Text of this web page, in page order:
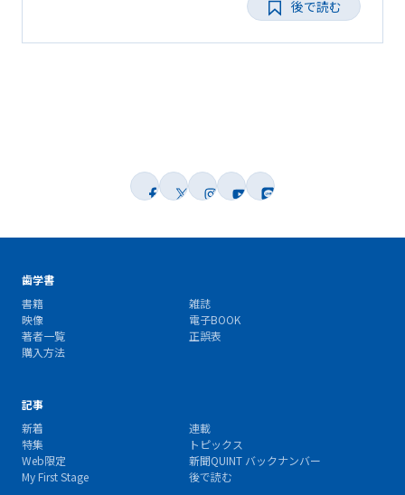
後で読む
歯学書
書籍
雑誌
映像
電子BOOK
著者一覧
正誤表
購入方法
記事
新着
連載
特集
トピックス
Web限定
新聞QUINT バックナンバー
My First Stage
後で読む